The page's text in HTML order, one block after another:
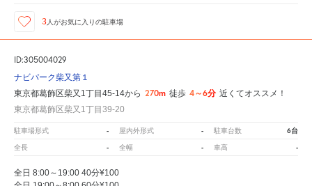
3 人がお気に入りの駐車場
ID:305004029
ナビパーク柴又第１
東京都葛飾区柴又1丁目45-14から 270m 徒歩 4～6分 近くてオススメ！
東京都葛飾区柴又1丁目39-20
駐車場形式 - 屋内外形式 - 駐車台数 6台
全長 - 全幅 - 車高 -
全日 8:00～19:00 40分¥100